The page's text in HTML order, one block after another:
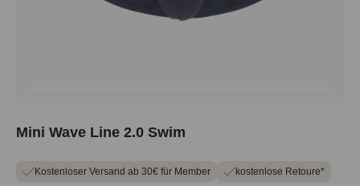
Mini Wave Line 2.0 Swim
Kostenloser Versand ab 30€ für Member kostenlose Retoure*